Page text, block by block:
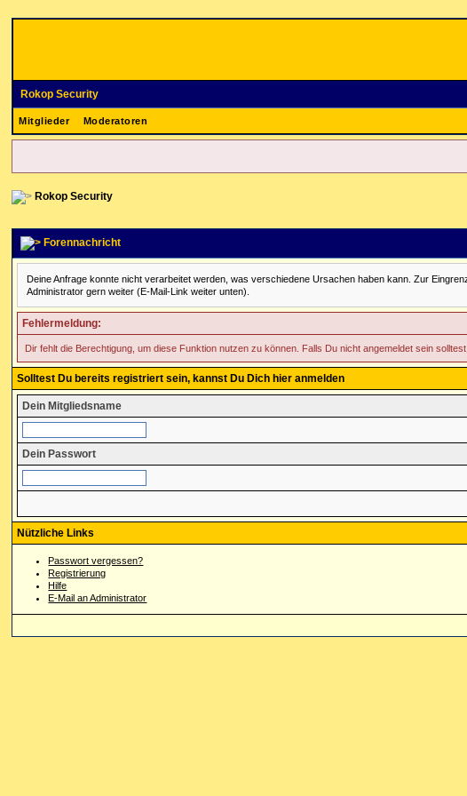
Rokop Security
Mitglieder Moderatoren
Rokop Security
Forennachricht
Deine Anfrage konnte nicht verarbeitet werden, was verschiedene Ursachen haben kann. Zur
Administrator gern weiter (E-Mail-Link weiter unten).
Fehlermeldung:
Dir fehlt die Berechtigung, um diese Funktion nutzen zu können. Falls Du nicht angemeldet sein
Solltest Du bereits registriert sein, kannst Du Dich hier anmelden
Dein Mitgliedsname
Dein Passwort
Nützliche Links
Passwort vergessen?
Registrierung
Hilfe
E-Mail an Administrator